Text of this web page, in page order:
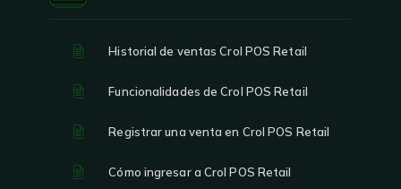
Historial de ventas Crol POS Retail
Funcionalidades de Crol POS Retail
Registrar una venta en Crol POS Retail
Cómo ingresar a Crol POS Retail